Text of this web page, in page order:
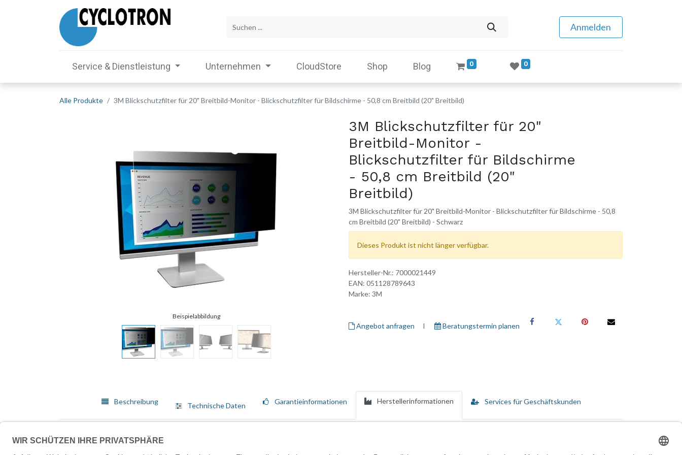
Anmelden
Service & Dienstleistung Unternehmen CloudStore Shop Blog 0 0
Alle Produkte 3M Blickschutzfilter für 20" Breitbild-Monitor - Blickschutzfilter für Bildschirme - 50,8 cm Breitbild (20" Breitbild)
3M Blickschutzfilter für 20"
Breitbild-Monitor -
Blickschutzfilter für Bildschirme
- 50,8 cm Breitbild (20"
Breitbild)
3M Blickschutzfilter für 20" Breitbild-Monitor - Blickschutzfilter für Bildschirme - 50,8
cm Breitbild (20" Breitbild) - Schwarz
Dieses Produkt ist nicht länger verfügbar.
Hersteller-Nr.: 7000021449
EAN: 051128789643
Marke: 3M
Angebot anfragen I ​ Beratungstermin planen
Beschreibung Technische Daten Garantieinformationen Herstellerinformationen Services für Geschäftskunden
schierem Erfindergeist, die Sie von 3M erwarten. Die Mikrolamellen-Technologie unserer erstklassigen Blickschutzfilter trägt dazu bei, die auf Ihrem Monitor angezeigten